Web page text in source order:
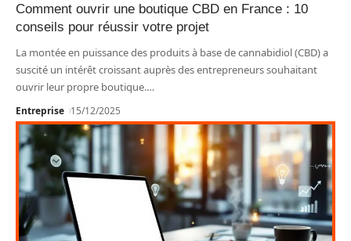
Comment ouvrir une boutique CBD en France : 10
conseils pour réussir votre projet
La montée en puissance des produits à base de cannabidiol (CBD) a
suscité un intérêt croissant auprès des entrepreneurs souhaitant
ouvrir leur propre boutique.…
Entreprise 15/12/2025